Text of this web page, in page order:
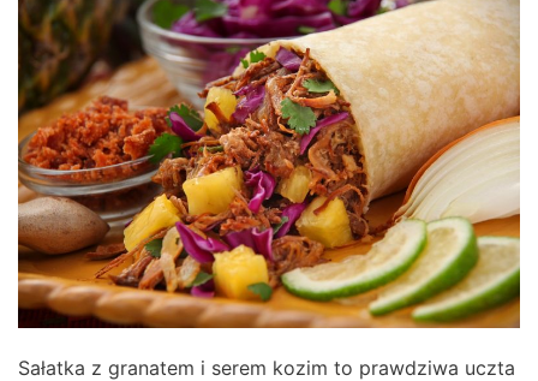
Sałatka z granatem i serem kozim to prawdziwa uczta